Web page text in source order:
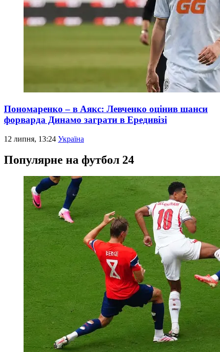
Пономаренко – в Аякс: Левченко оцінив шанси
форварда Динамо заграти в Ередивізі
12 липня, 13:24 Україна
Популярне на футбол 24